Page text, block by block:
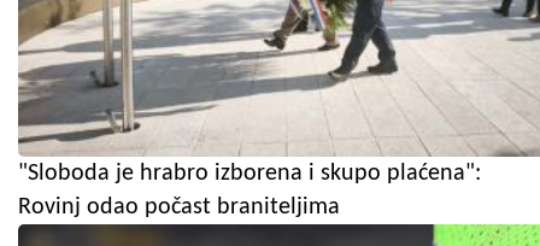
"Sloboda je hrabro izborena i skupo plaćena":
Rovinj odao počast braniteljima